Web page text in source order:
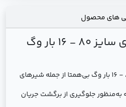
های محصول
شیر یکطرفه وزنه‌ای سایز 80 - 16 بار وگ
شیر یکطرفه وزنه‌ای سایز 80 - 16 بار وگ بی‌همتا از جمله شیرهای
به‌منظور جلوگیری از برگشت جریان